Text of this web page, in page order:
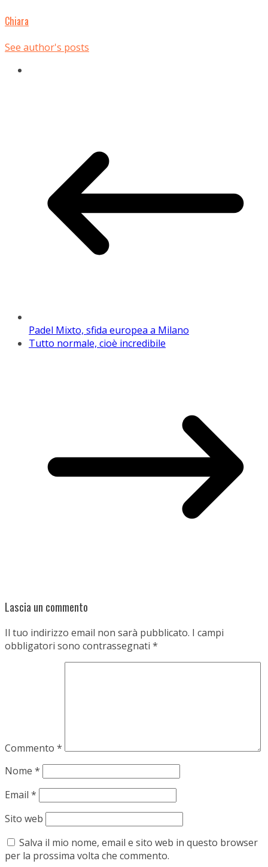
Chiara
See author's posts
Padel Mixto, sfida europea a Milano
Tutto normale, cioè incredibile
Lascia un commento
Il tuo indirizzo email non sarà pubblicato. I campi
obbligatori sono contrassegnati *
Commento *
Nome *
Email *
Sito web
Salva il mio nome, email e sito web in questo browser
per la prossima volta che commento.